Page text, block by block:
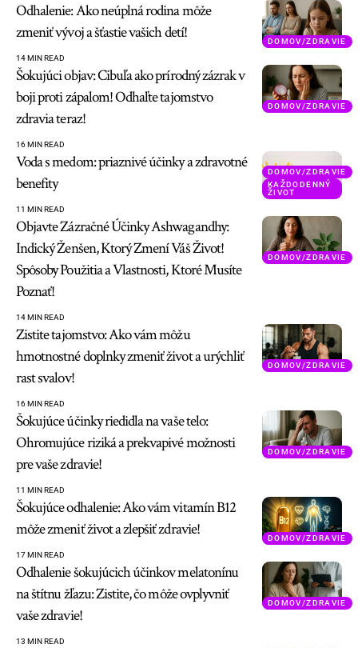
DOMOV/ZDRAVIE
Odhalenie: Ako neúplná rodina môže
zmeniť vývoj a šťastie vašich detí!
14 MIN READ
DOMOV/ZDRAVIE
Šokujúci objav: Cibuľa ako prírodný zázrak v
boji proti zápalom! Odhaľte tajomstvo
zdravia teraz!
16 MIN READ
DOMOV/ZDRAVIE
KAŽDODENNÝ
ŽIVOT
Voda s medom: priaznivé účinky a zdravotné
benefity
11 MIN READ
DOMOV/ZDRAVIE
Objavte Zázračné Účinky Ashwagandhy:
Indický Ženšen, Ktorý Zmení Váš Život!
Spôsoby Použitia a Vlastnosti, Ktoré Musíte
Poznať!
14 MIN READ
DOMOV/ZDRAVIE
Zistite tajomstvo: Ako vám môžu
hmotnostné doplnky zmeniť život a urýchliť
rast svalov!
16 MIN READ
DOMOV/ZDRAVIE
Šokujúce účinky riedidla na vaše telo:
Ohromujúce riziká a prekvapivé možnosti
pre vaše zdravie!
11 MIN READ
DOMOV/ZDRAVIE
Šokujúce odhalenie: Ako vám vitamín B12
môže zmeniť život a zlepšiť zdravie!
17 MIN READ
DOMOV/ZDRAVIE
Odhalenie šokujúcich účinkov melatonínu
na štítnu žľazu: Zistite, čo môže ovplyvniť
vaše zdravie!
13 MIN READ